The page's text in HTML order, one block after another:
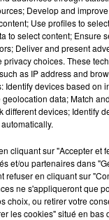
35 sec
2021
de 6h à 09h,
réveiller sur
30 secondes
saviez-vous...
Develop and
Use profiles to
to select content; Ensure
Deliver and present
privacy choices. These
as IP address and
Identify devices based on
data; Match
different devices; Identify
cliquant sur "Accepter et
et/ou partenaires dans
refuser en cliquant sur
ne s'appliqueront que
choix, ou retirer votre
les cookies" situé en bas